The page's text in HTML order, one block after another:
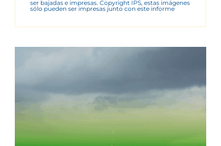
ser bajadas e impresas. Copyright IPS, estas imágenes
sólo pueden ser impresas junto con este informe